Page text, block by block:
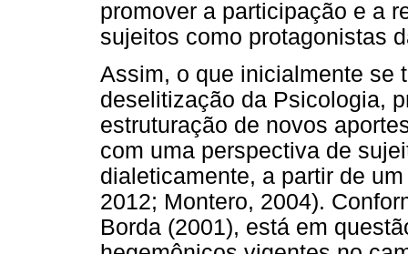
promover a participação e a
sujeitos como protagonistas
Assim, o que inicialmente se
deselitização da Psicologia,
estruturação de novos
com uma perspectiva de
dialeticamente, a partir de
2012; Montero, 2004).
Borda (2001), está em